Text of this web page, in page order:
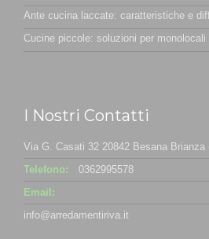
Ante cucina laccate: caratteristiche e
Cucine piccole: soluzioni per monolocali
I Nostri Contatti
Via G. Casati 32 20842 Besana Brianza
Telefono:
0362995578
Email:
info@arredamentiriva.it